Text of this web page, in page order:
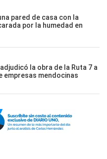
pared de casa con la
por la humedad en
la obra de la Ruta 7 a
empresas mendocinas